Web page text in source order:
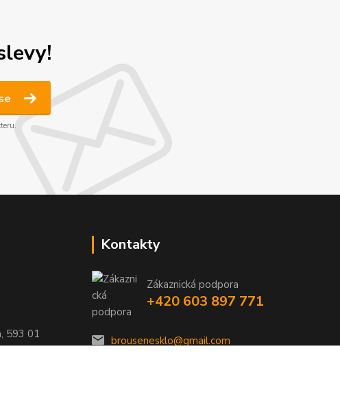
593 01
Kontakty
Zákaznická podpora
+420 603 897 771
brousenesklo@gmail.com